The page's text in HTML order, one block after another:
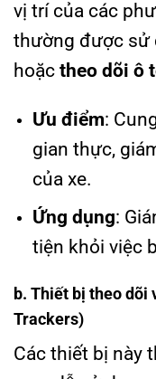
vị trí của các
thường được sử
hoặc theo dõi ô
Ưu điểm:
gian thực,
của xe.
Ứng dụng:
tiện khỏi việc
b. Thiết bị theo dõi
Trackers)
Các thiết bị này